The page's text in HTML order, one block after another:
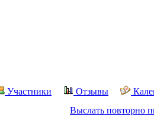
Участники Отзывы
Выслать повторно